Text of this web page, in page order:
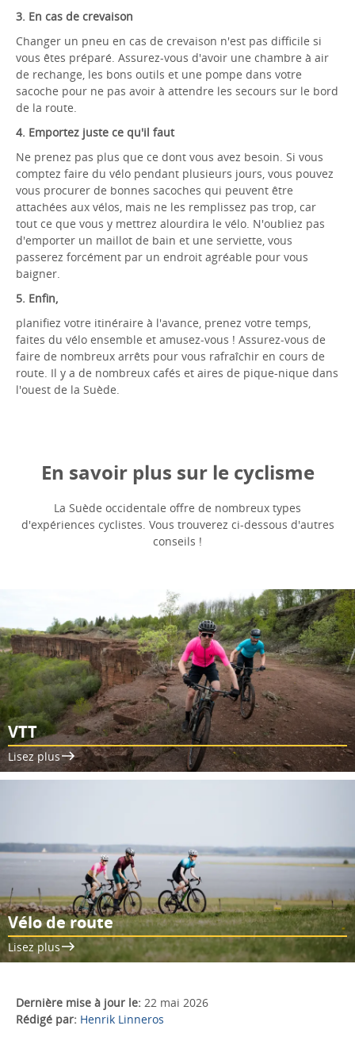
3. En cas de crevaison
Changer un pneu en cas de crevaison n'est pas difficile si
vous êtes préparé. Assurez-vous d'avoir une chambre à air
de rechange, les bons outils et une pompe dans votre
sacoche pour ne pas avoir à attendre les secours sur le bord
de la route.
4. Emportez juste ce qu'il faut
Ne prenez pas plus que ce dont vous avez besoin. Si vous
comptez faire du vélo pendant plusieurs jours, vous pouvez
vous procurer de bonnes sacoches qui peuvent être
attachées aux vélos, mais ne les remplissez pas trop, car
tout ce que vous y mettrez alourdira le vélo. N'oubliez pas
d'emporter un maillot de bain et une serviette, vous
passerez forcément par un endroit agréable pour vous
baigner.
5. Enfin,
planifiez votre itinéraire à l'avance, prenez votre temps,
faites du vélo ensemble et amusez-vous ! Assurez-vous de
faire de nombreux arrêts pour vous rafraîchir en cours de
route. Il y a de nombreux cafés et aires de pique-nique dans
l'ouest de la Suède.
En savoir plus sur le cyclisme
La Suède occidentale offre de nombreux types
d'expériences cyclistes. Vous trouverez ci-dessous d'autres
conseils !
VTT
Lisez plus
Vélo de route
Lisez plus
Dernière mise à jour le: 22 mai 2026
Rédigé par: Henrik Linneros